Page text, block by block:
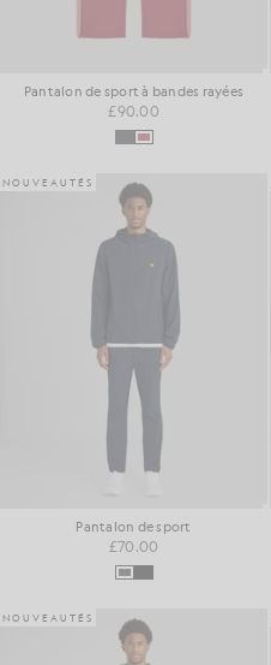
Pantalon de sport à bandes rayées
£90.00
NOUVEAUTÉS
Pantalon de sport
£70.00
NOUVEAUTÉS